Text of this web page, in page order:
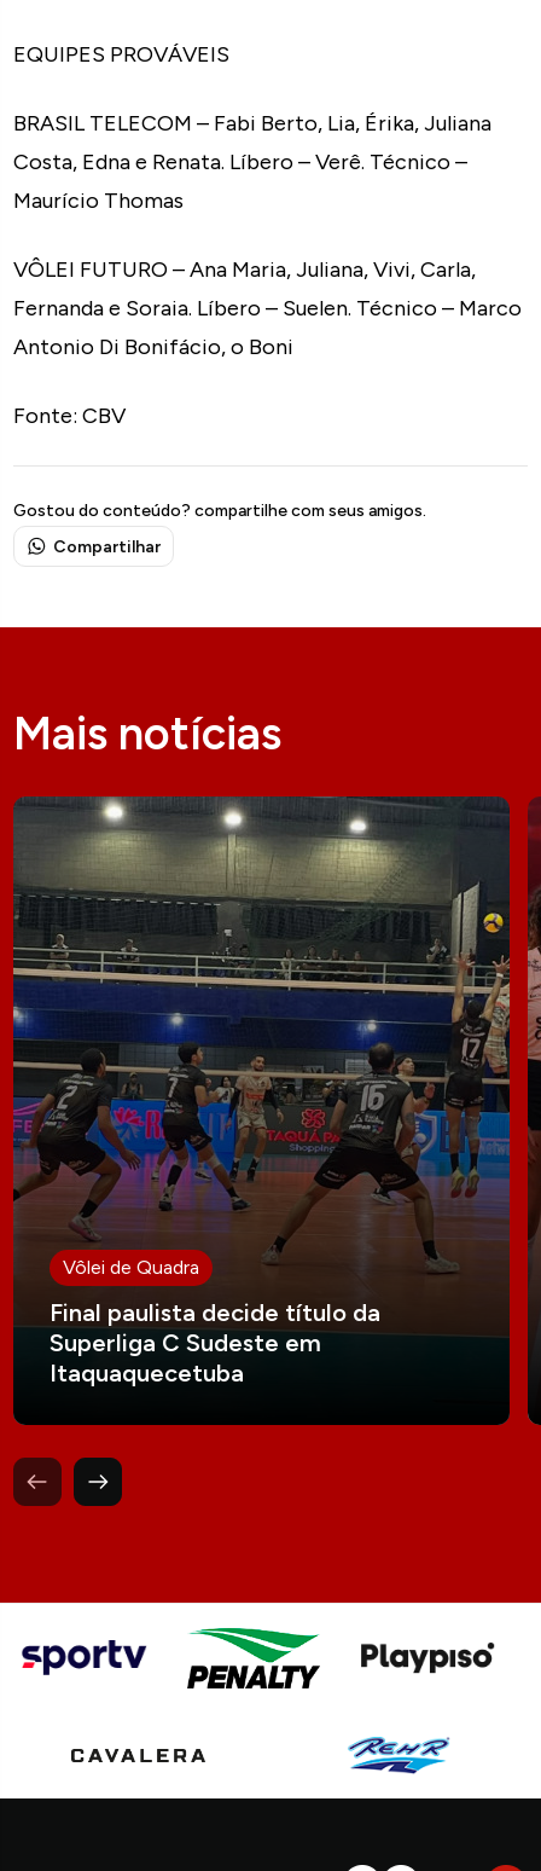
EQUIPES PROVÁVEIS
BRASIL TELECOM – Fabi Berto, Lia, Érika, Juliana
Costa, Edna e Renata. Líbero – Verê. Técnico –
Maurício Thomas
VÔLEI FUTURO – Ana Maria, Juliana, Vivi, Carla,
Fernanda e Soraia. Líbero – Suelen. Técnico – Marco
Antonio Di Bonifácio, o Boni
Fonte: CBV
Gostou do conteúdo? compartilhe com seus amigos.
Compartilhar
Mais notícias
Vôlei de Quadra
Final paulista decide título da
Superliga C Sudeste em
Itaquaquecetuba